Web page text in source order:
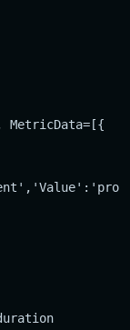
MetricData=[{